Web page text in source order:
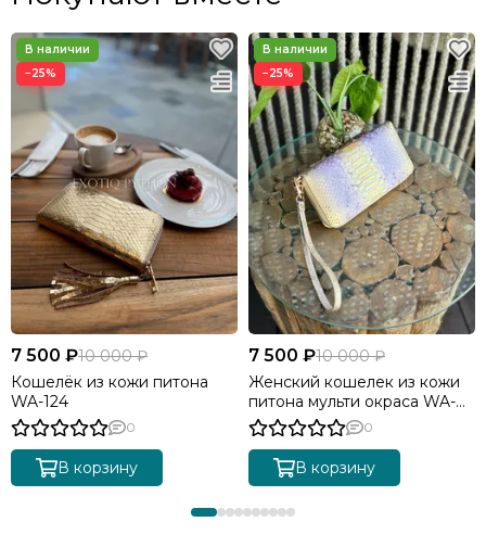
более 300 оттенков, мы отправим вам фото и видео
кожи на согласование);
Разработка индивидуальных лекал(учитываем все
особенности фигуры клиента и изготавливаем
индивидуальные выкройки на основе итальянских
лекал. Адаптированные выкройки хранятся в нашей
базе, что экономит время на будущих заказах)
Пошив и персонализация(обычно пошив питоновой
куртки занимает 5-7 дней. По вашему желанию мы
дополним куртку другими деталями, сделав изделие
эксклюзивным)
−25%
7 500 ₽10 000 ₽
Кошелёк из кожи питона
WA-124
0
В корзину
−25%
7 500 ₽10 000 ₽
Женский кошелек из кожи
питона мульти окраса WA-
216
0
В корзину